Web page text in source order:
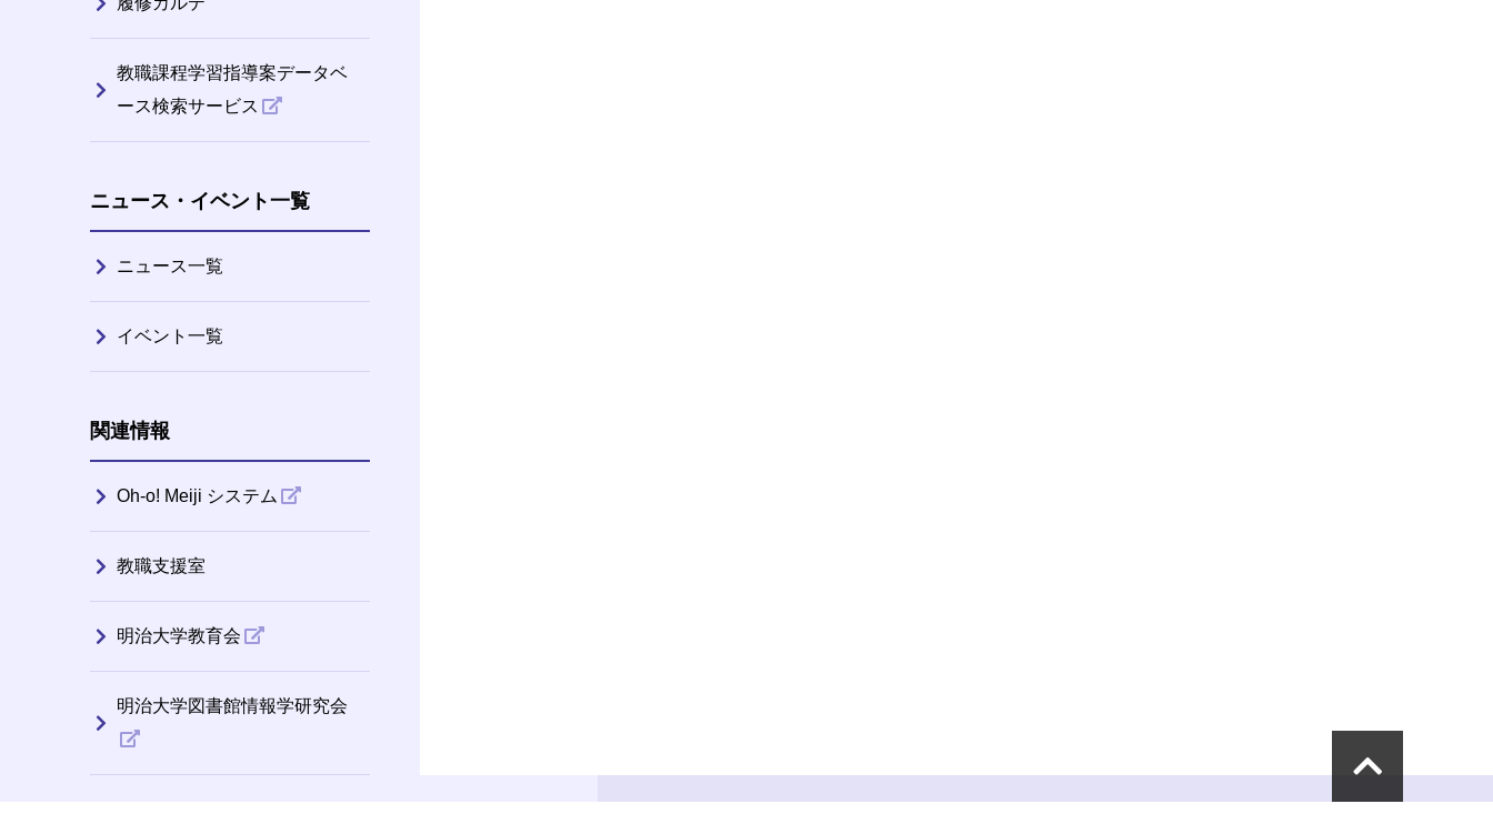
教職課程学習指導案データベ
ース検索サービス
ニュース・イベント一覧
ニュース一覧
イベント一覧
関連情報
Oh-o! Meiji システム
教職支援室
明治大学教育会
明治大学図書館情報学研究会